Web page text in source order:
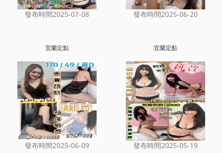
發布時間2025-07-08 發布時間2025-06-20
宜蘭定點
發布時間2025-06-09
宜蘭定點
發布時間2025-05-19